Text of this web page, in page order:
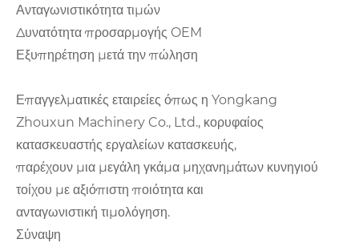
Ανταγωνιστικότητα τιμών
Δυνατότητα προσαρμογής OEM
Εξυπηρέτηση μετά την πώληση
Επαγγελματικές εταιρείες όπως η Yongkang
Zhouxun Machinery Co., Ltd., κορυφαίος
κατασκευαστής εργαλείων κατασκευής,
παρέχουν μια μεγάλη γκάμα μηχανημάτων κυνηγιού
τοίχου με αξιόπιστη ποιότητα και
ανταγωνιστική τιμολόγηση.
Σύναψη